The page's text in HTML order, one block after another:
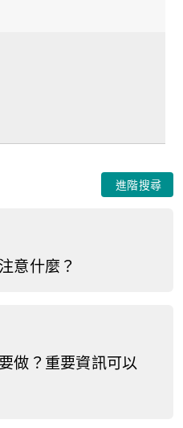
進階搜尋
意什麼？
做？重要資訊可以